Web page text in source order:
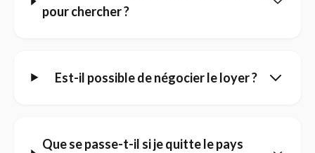
pour chercher ?
Est-il possible de négocier le loyer ?
Que se passe-t-il si je quitte le pays